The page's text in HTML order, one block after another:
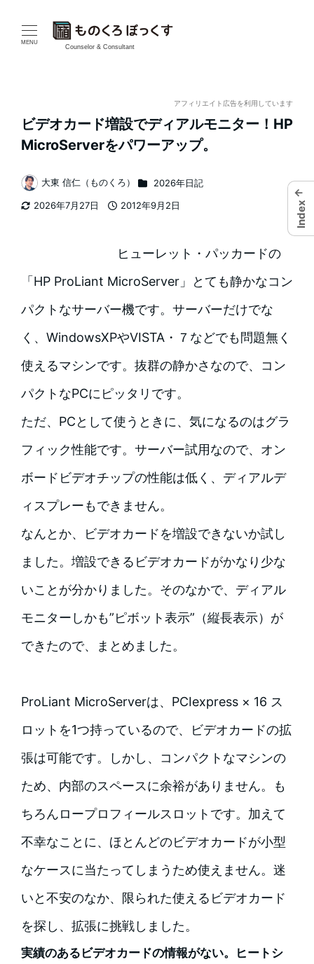
MENU
Counselor & Consultant
アフィリエイト広告を利用しています
ビデオカード増設でディアルモニター！HP
MicroServerをパワーアップ。
2026年7月27日
2012年9月2日
著
者
大東 信仁（ものくろ） カテゴリー
2026年日記
ヒューレット・パッカードの
「HP ProLiant MicroServer」とても静かなコン
パクトなサーバー機です。サーバーだけでな
く、WindowsXPやVISTA・７などでも問題無く
使えるマシンです。抜群の静かさなので、コン
パクトなPCにピッタリです。
ただ、PCとして使うときに、気になるのはグラ
フィック性能です。サーバー試用なので、オン
ボードビデオチップの性能は低く、ディアルデ
ィスプレーもできません。
なんとか、ビデオカードを増設できないか試し
ました。増設できるビデオカードがかなり少な
いことが分かりました。そのなかで、ディアル
モニターしかも”ピボット表示”（縦長表示）が
できたので、まとめました。
ProLiant MicroServerは、PCIexpress × 16 ス
ロットを1つ持っているので、ビデオカードの拡
張は可能です。しかし、コンパクトなマシンの
ため、内部のスペースに余裕がありません。も
ちろんロープロフィールスロットです。加えて
不幸なことに、ほとんどのビデオカードが小型
なケースに当たってしまうため使えません。迷
いと不安のなか、限られた使えるビデオカード
を探し、拡張に挑戦しました。
実績のあるビデオカードの情報がない。ヒートシ
←
Index